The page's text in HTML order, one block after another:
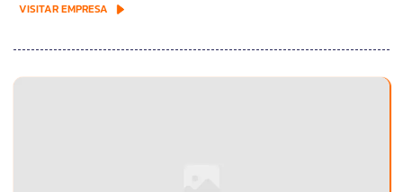
VISITAR EMPRESA